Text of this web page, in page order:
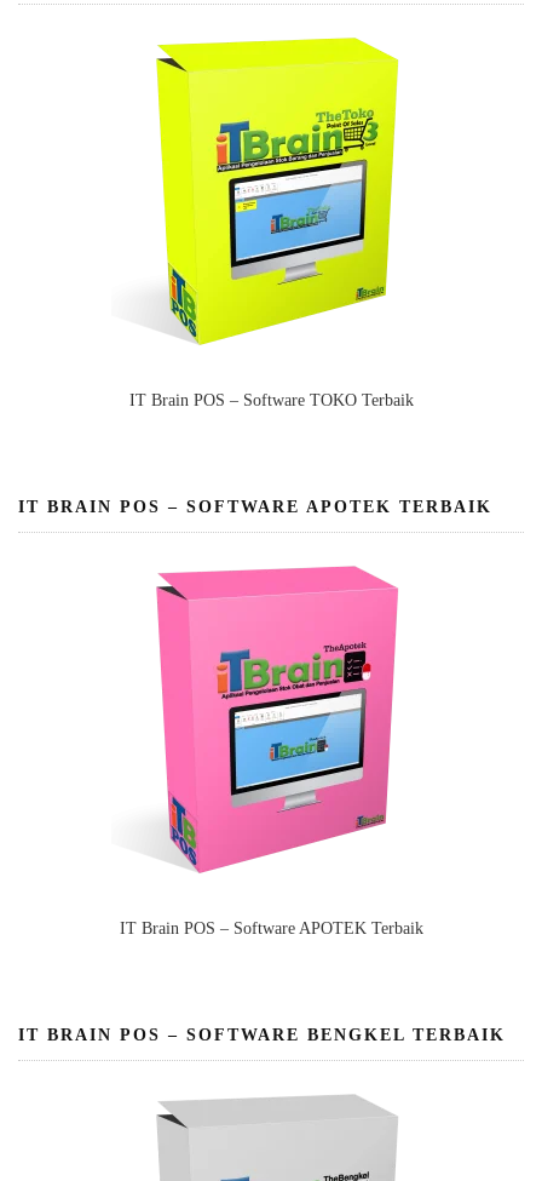
IT Brain POS – Software TOKO Terbaik
IT BRAIN POS – SOFTWARE APOTEK TERBAIK
IT Brain POS – Software APOTEK Terbaik
IT BRAIN POS – SOFTWARE BENGKEL TERBAIK